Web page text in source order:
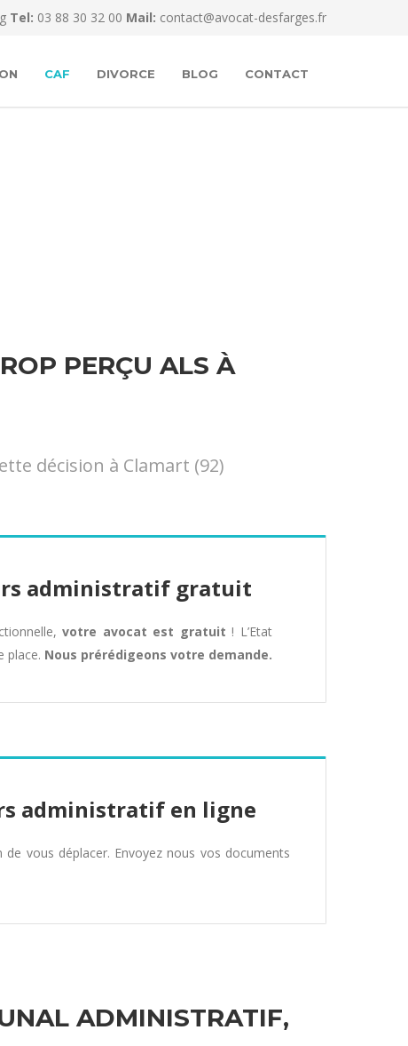
Tel: 03 88 30 32 00 Mail: contact@avocat-desfarges.fr
CAF DIVORCE BLOG CONTACT
PERÇU ALS À
décision à Clamart (92)
administratif gratuit
votre avocat est gratuit ! L’Etat
place. Nous prérédigeons votre demande.
administratif en ligne
de vous déplacer. Envoyez nous vos documents
ADMINISTRATIF,